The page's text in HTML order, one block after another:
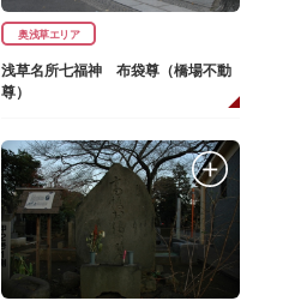
奥浅草エリア
浅草名所七福神 布袋尊（橋場不動
尊）